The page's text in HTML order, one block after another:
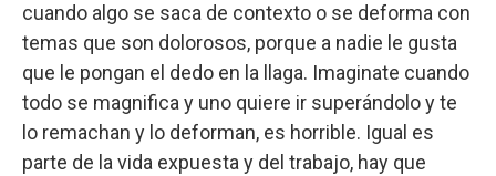
cuando algo se saca de contexto o se deforma con
temas que son dolorosos, porque a nadie le gusta
que le pongan el dedo en la llaga. Imaginate cuando
todo se magnifica y uno quiere ir superándolo y te
lo remachan y lo deforman, es horrible. Igual es
parte de la vida expuesta y del trabajo, hay que